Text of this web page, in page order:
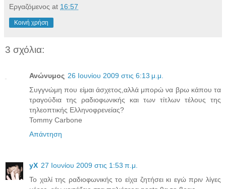
Εργαζόμενος at 16:57
Κοινή χρήση
3 σχόλια:
Ανώνυμος 26 Ιουνίου 2009 στις 6:13 μ.μ.
Συγγνώμη που είμαι άσχετος,αλλά μπορώ να βρω κάπου τα
τραγούδια της ραδιοφωνικής και των τίτλων τέλους της
τηλεοπτικής Ελληνοφρενείας?
Tommy Carbone
Απάντηση
yX 27 Ιουνίου 2009 στις 1:53 π.μ.
Το χαλί της ραδιοφωνικής το είχα ζητήσει κι εγώ πριν λίγες